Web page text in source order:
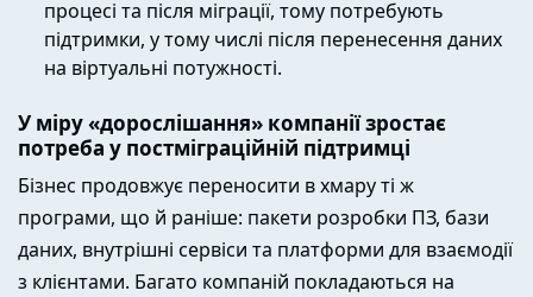
процесі та після міграції, тому потребують
підтримки, у тому числі після перенесення даних
на віртуальні потужності.
У міру «дорослішання» компанії зростає
потреба у постміграційній підтримці
Бізнес продовжує переносити в хмару ті ж
програми, що й раніше: пакети розробки ПЗ, бази
даних, внутрішні сервіси та платформи для взаємодії
з клієнтами. Багато компаній покладаються на